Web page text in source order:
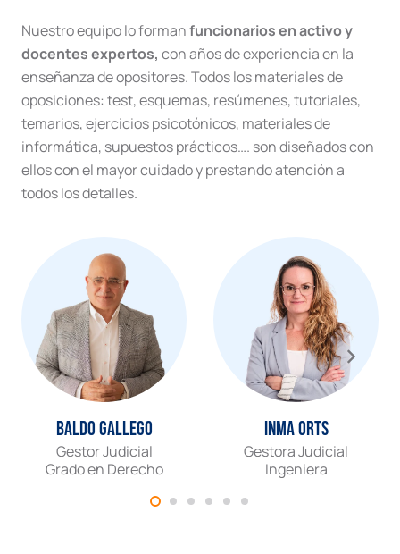
Nuestro equipo lo formanfuncionarios en activo y
docentes expertos, con años de experiencia en la
enseñanza de opositores. Todos los materiales de
oposiciones: test, esquemas, resúmenes, tutoriales,
temarios, ejercicios psicotónicos, materiales de
informática, supuestos prácticos…. son diseñados con
ellos con el mayor cuidado y prestando atención a
todos los detalles.
Baldo Gallego
Gestor Judicial
Grado en Derecho
Inma Orts
Gestora Judicial
Ingeniera